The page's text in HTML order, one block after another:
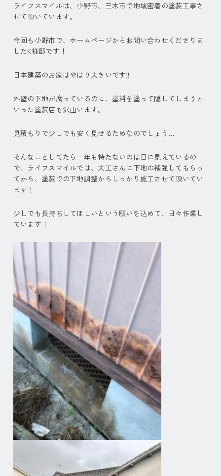
ライフスマイルは、小野市、三木市で地域密着の塗装工事さ
せて頂いています。
今回も小野市で、ホームページからお問い合わせくださりま
したK様邸です！
日本建築のお家はやはり大きいです‼︎
外壁の下地が腐っているのに、塗料を塗って隠してしまうと
いった塗装店も沢山います。
見積もりで少しでも安く見せるためなのでしょう…
そんなことしてたら一年も持たないのは目に見えているの
で、ライフスマイルでは、大工さんに下地の補強してもらっ
てから、塗装での下地調整からしっかり施工させて頂いてい
ます！
少しでも長持ちしてほしいという願いを込めて、日々作業し
ています！